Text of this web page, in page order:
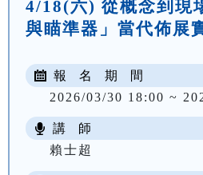
4/18(六) 從概念到現
與瞄準器」當代佈展
報 名 期 間
2026/03/30 18:00 ~
講 師
賴士超